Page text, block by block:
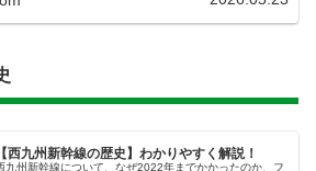
【西九州新幹線の歴史】わかりやすく解説！
九州新幹線について、なぜ2022年までかかったのか、フ